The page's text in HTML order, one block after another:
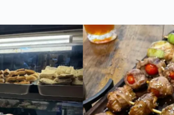
輝
葉
放
空
站
台
中
英